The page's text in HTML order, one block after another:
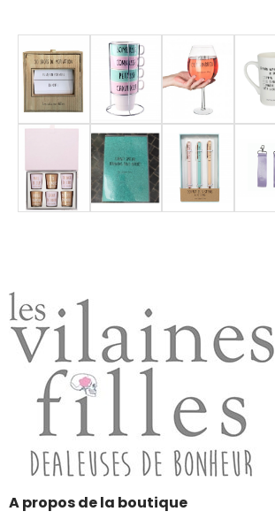
A propos de la boutique